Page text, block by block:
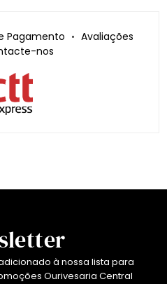
Pagamento
Avaliações
nos
à nossa lista para
Ourivesaria Central